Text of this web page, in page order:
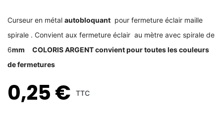
Curseur en métal autobloquant pour fermeture éclair maille
spirale . Convient aux fermeture éclair au mètre avec spirale de
6mm COLORIS ARGENT convient pour toutes les couleurs
de fermetures
0,25 € TTC